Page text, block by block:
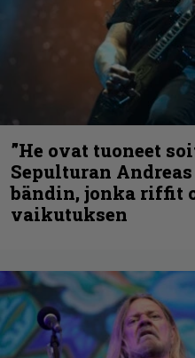
”He ovat tuoneet
Sepulturan
bändin, jonka riffit
vaikutuksen